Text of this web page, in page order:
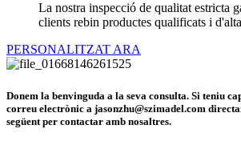
La nostra inspecció de qualitat estricta
clients rebin productes qualificats i
PERSONALITZAT ARA
Donem la benvinguda a la seva consulta. Si teniu
correu electrònic a jasonzhu@szimadel.com
següent per contactar amb nosaltres.